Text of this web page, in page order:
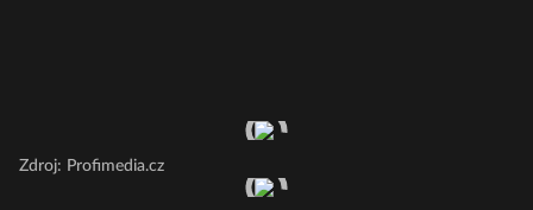
Zdroj: Profimedia.cz